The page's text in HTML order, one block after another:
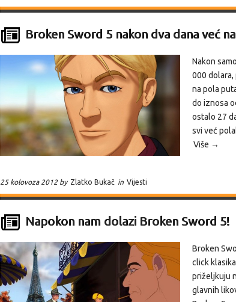
Broken Sword 5 nakon dva dana već
Nakon
000 dolara,
na pola
do iznosa
ostalo 27
svi već
Više →
25 kolovoza 2012 by Zlatko Bukač in Vijesti
Napokon nam dolazi Broken Sword 5!
Broken
click
priželjkuju
glavnih